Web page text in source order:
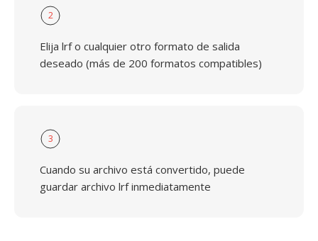
2
Elija lrf o cualquier otro formato de salida
deseado (más de 200 formatos compatibles)
3
Cuando su archivo está convertido, puede
guardar archivo lrf inmediatamente